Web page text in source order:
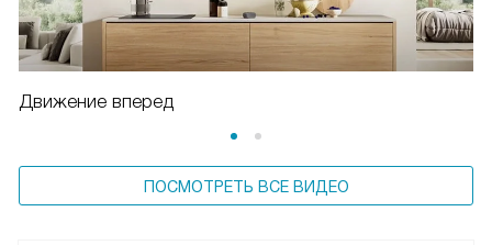
Движение вперед
ПОСМОТРЕТЬ ВСЕ ВИДЕО